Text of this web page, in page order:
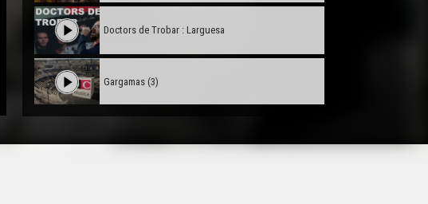
Doctors de Trobar : Larguesa
Gargamas (3)